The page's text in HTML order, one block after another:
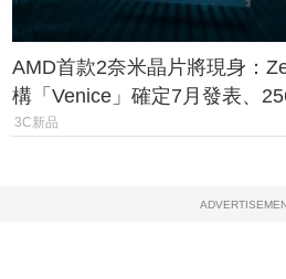
AMD首款2奈米晶片將現身：
構「Venice」確定7月發表、
能大噴發70%
3C新品